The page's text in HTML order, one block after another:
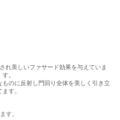
れ美しいファサード効果を与えていま
す。
のに反射し門回り全体を美しく引き立
ます。
す。